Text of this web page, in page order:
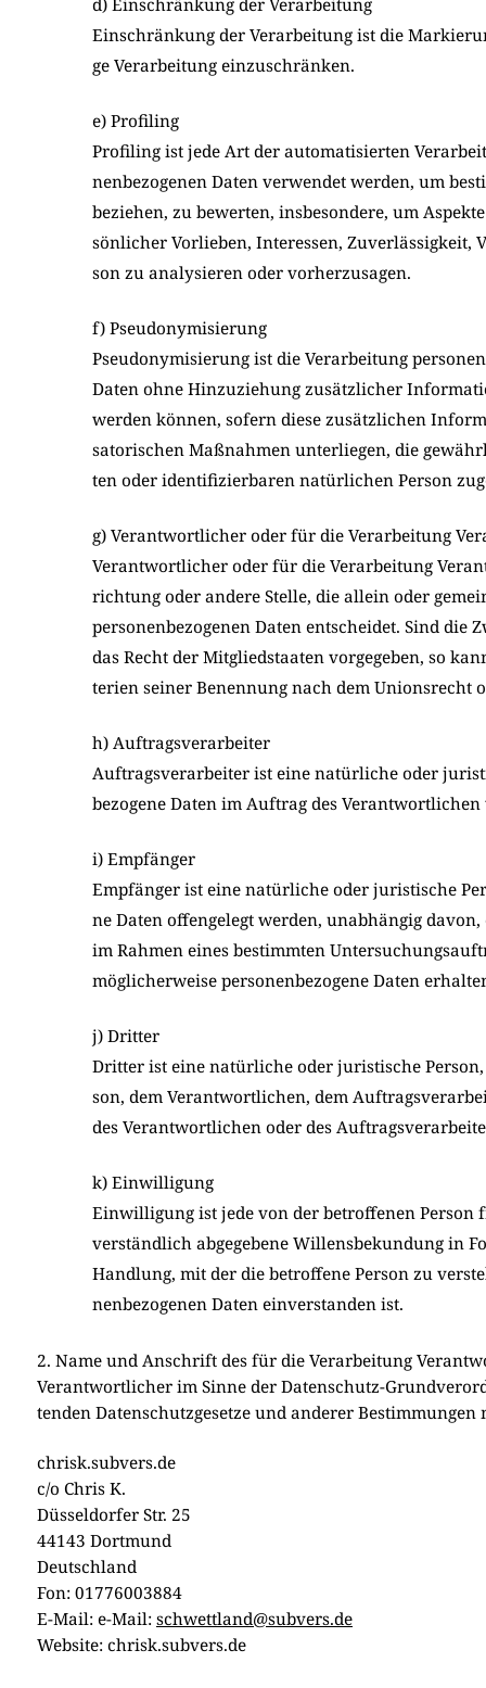
d) Einschränkung der Verarbeitung
Ein­schrän­kung der Ver­ar­bei­tung ist die
ge Ver­ar­bei­tung ein­zu­schrän­ken.
e) Profiling
Pro­fil­ing ist jede Art der auto­ma­ti­sier­ten
nen­be­zo­ge­nen Daten ver­wen­det wer­den, um
bezie­hen, zu bewer­ten, ins­be­son­de­re, um
sön­li­cher Vor­lie­ben, Inter­es­sen,
son zu ana­ly­sie­ren oder vor­her­zu­sa­gen.
f) Pseudonymisierung
Pseud­ony­mi­sie­rung ist die Ver­ar­bei­tung
Daten ohne Hin­zu­zie­hung zusätz­li­cher
wer­den kön­nen, sofern die­se zusätz­li­chen
sa­to­ri­schen Maß­nah­men unter­lie­gen, die
ten oder iden­ti­fi­zier­ba­ren natür­li­chen Per­son
g) Verantwortlicher oder für die Verarbeitung
Ver­ant­wort­li­cher oder für die Ver­ar­bei­tung
rich­tung oder ande­re Stel­le, die allein oder
per­so­nen­be­zo­ge­nen Daten ent­schei­det. Sind
das Recht der Mit­glied­staa­ten vor­ge­ge­ben, so
te­ri­en sei­ner Benen­nung nach dem Uni­ons­recht
h) Auftragsverarbeiter
Auf­trags­ver­ar­bei­ter ist eine natür­li­che oder
be­zo­ge­ne Daten im Auf­trag des
i) Empfänger
Emp­fän­ger ist eine natür­li­che oder juri­sti­sche
ne Daten offen­ge­legt wer­den, unab­hän­gig
im Rah­men eines bestimm­ten
mög­li­cher­wei­se per­so­nen­be­zo­ge­ne Daten
j) Dritter
Drit­ter ist eine natür­li­che oder juri­sti­sche
son, dem Ver­ant­wort­li­chen, dem
des Ver­ant­wort­li­chen oder des
k) Einwilligung
Ein­wil­li­gung ist jede von der betrof­fe­nen
ver­ständ­lich abge­ge­be­ne Wil­lens­be­kun­dung in
Hand­lung, mit der die betrof­fe­ne Per­son zu
nen­be­zo­ge­nen Daten ein­ver­stan­den ist.
2. Name und Anschrift des für die Verarbeitung
Ver­ant­wort­li­cher im Sin­ne der Daten­schutz-
ten­den Daten­schutz­ge­set­ze und ande­rer
chrisk.subvers.de
c/o Chris K.
Düs­sel­dor­fer Str. 25
44143 Dort­mund
Deutsch­land
Fon: 01776003884
E-Mail: e-Mail: schwettland@subvers.de
Web­site: chrisk.subvers.de